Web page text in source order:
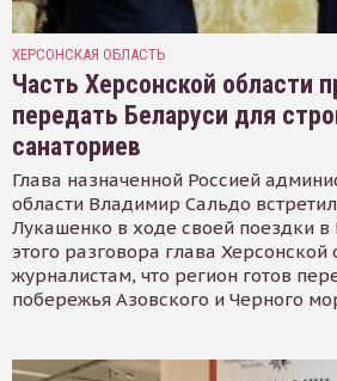
ХЕРСОНСКАЯ ОБЛАСТЬ
Часть Херсонской области
передать Беларуси для
санаториев
Глава назначенной Россией
области Владимир Сальдо
Лукашенко в ходе своей поездки в
этого разговора глава Херсонской
журналистам, что регион готов
побережья Азовского и Черного